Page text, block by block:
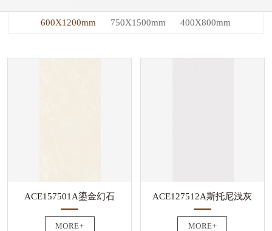
600X1200mm 750X1500mm 400X800mm
ACE157501A鎏金幻石
MORE+
ACE127512A斯托尼浅灰
MORE+